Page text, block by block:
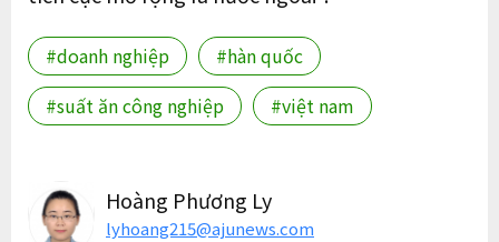
#doanh nghiệp
#hàn quốc
#suất ăn công nghiệp
#việt nam
Hoàng Phương Ly
lyhoang215@ajunews.com